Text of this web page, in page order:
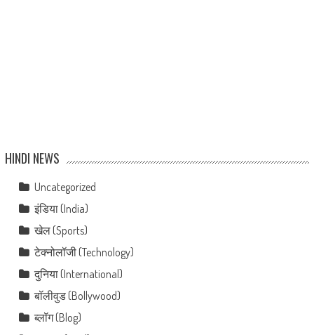
HINDI NEWS
Uncategorized
इंडिया (India)
खेल (Sports)
टेक्नोलॉजी (Technology)
दुनिया (International)
बॉलीवुड (Bollywood)
ब्लॉग (Blog)